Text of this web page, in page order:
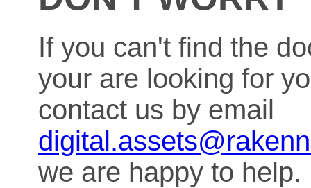
If you can't find the
your are looking for
contact us by email
we are happy to help.